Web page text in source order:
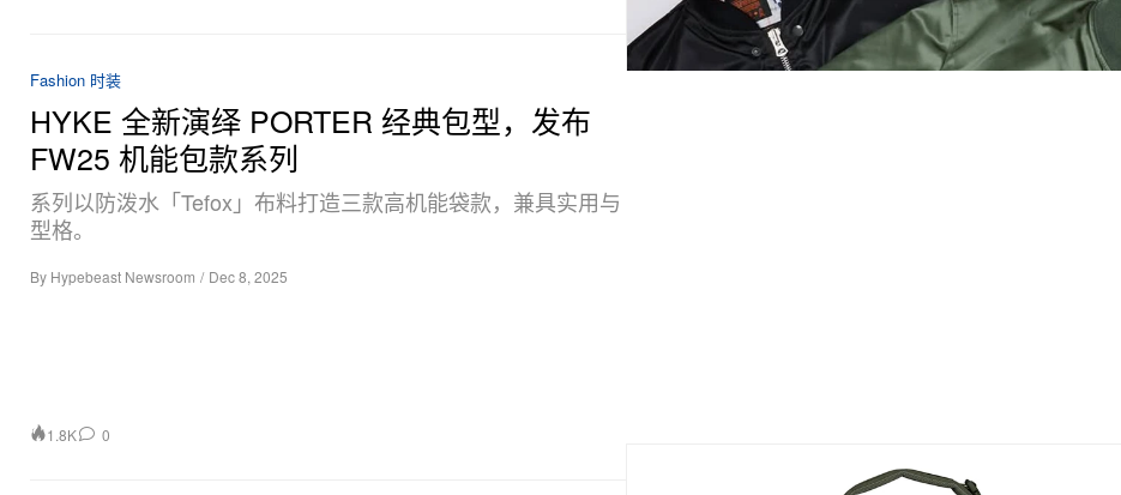
Fashion 时装
HYKE 全新演绎 PORTER 经典包型，发布
FW25 机能包款系列
系列以防泼水「Tefox」布料打造三款高机能袋款，兼具实用与
型格。
By Hypebeast Newsroom / Dec 8, 2025
1.8K 0